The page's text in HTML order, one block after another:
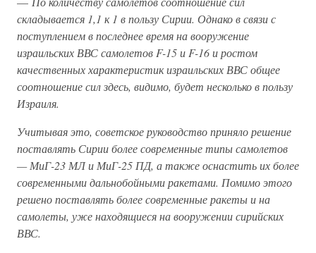
складывается 1,1 к 1 в пользу Сирии. Однако в связи с
поступлением в последнее время на вооружение
израильских ВВС самолетов F-15 и F-16 и ростом
качественных характеристик израильских ВВС общее
соотношение сил здесь, видимо, будет несколько в пользу
Израиля.
Учитывая это, советское руководство приняло решение
поставлять Сирии более современные типы самолетов
— МиГ-23 МЛ и МиГ-25 ПД, а также оснастить их более
современными дальнобойными ракетами. Помимо этого
решено поставлять более современные ракеты и на
самолеты, уже находящиеся на вооружении сирийских
ВВС.